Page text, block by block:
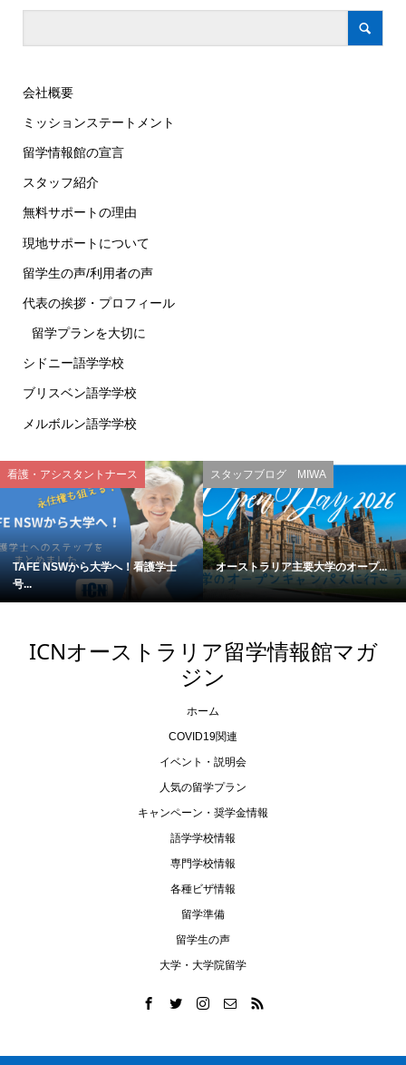
会社概要
ミッションステートメント
留学情報館の宣言
スタッフ紹介
無料サポートの理由
現地サポートについて
留学生の声/利用者の声
代表の挨拶・プロフィール
留学プランを大切に
シドニー語学学校
ブリスベン語学学校
メルボルン語学学校
看護・アシスタントナース
TAFE NSWから大学へ！看護学士
号...
スタッフブログ MIWA
オーストラリア主要大学のオープ...
ICNオーストラリア留学情報館マガ
ジン
ホーム
COVID19関連
イベント・説明会
人気の留学プラン
キャンペーン・奨学金情報
語学学校情報
専門学校情報
各種ビザ情報
留学準備
留学生の声
大学・大学院留学